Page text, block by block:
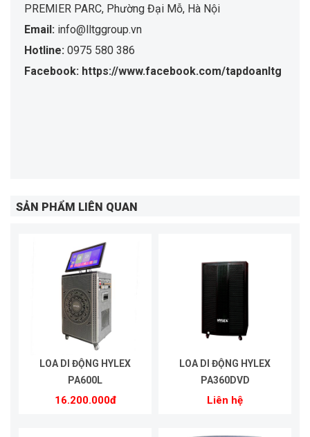
PREMIER PARC, Phường Đại Mỗ, Hà Nội
Email: info@lltggroup.vn
Hotline: 0975 580 386
Facebook: https://www.facebook.com/tapdoanltg
SẢN PHẨM LIÊN QUAN
LOA DI ĐỘNG HYLEX
PA600L
16.200.000đ
LOA DI ĐỘNG HYLEX
PA360DVD
Liên hệ